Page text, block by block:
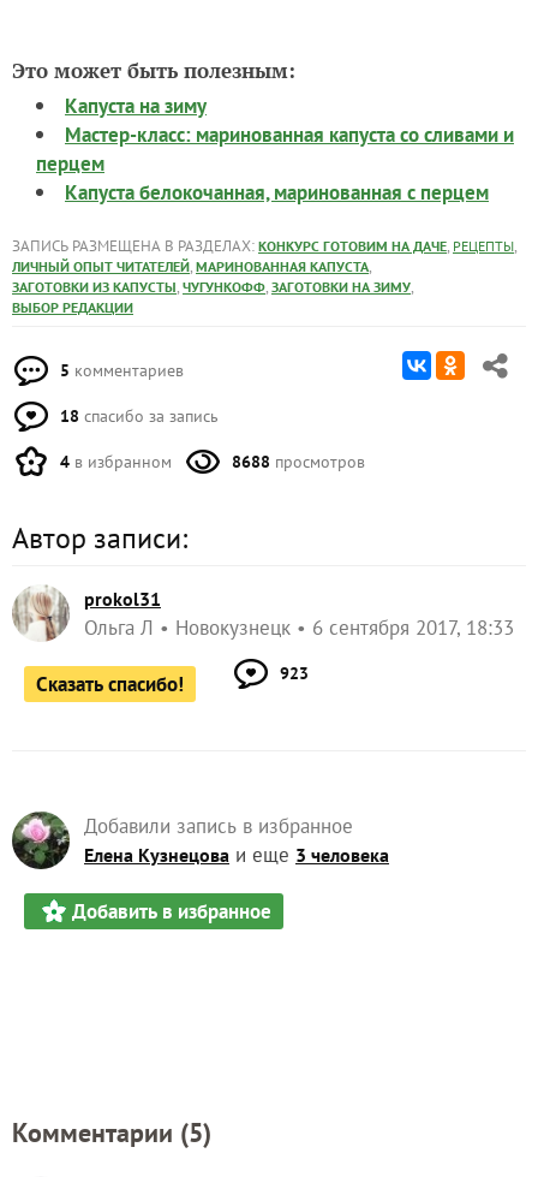
Это может быть полезным:
Капуста на зиму
Мастер-класс: маринованная капуста со сливами и
перцем
Капуста белокочанная, маринованная с перцем
ЗАПИСЬ РАЗМЕЩЕНА В РАЗДЕЛАХ: КОНКУРС ГОТОВИМ НА ДАЧЕ, РЕЦЕПТЫ,
ЛИЧНЫЙ ОПЫТ ЧИТАТЕЛЕЙ, МАРИНОВАННАЯ КАПУСТА,
ЗАГОТОВКИ ИЗ КАПУСТЫ, ЧУГУНКОФФ, ЗАГОТОВКИ НА ЗИМУ,
ВЫБОР РЕДАКЦИИ
5 комментариев
18 спасибо за запись
4 в избранном 8688 просмотров
Автор записи:
prokol31
Ольга Л Новокузнецк 6 сентября 2017, 18:33
Сказать спасибо! 923
Добавили запись в избранное
Елена Кузнецова и еще 3 человека
Добавить в избранное
Комментарии (5)